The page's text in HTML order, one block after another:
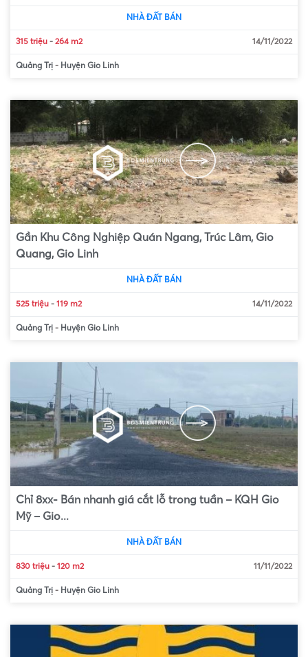
NHÀ ĐẤT BÁN
315 triệu - 264 m2 14/11/2022
Quảng Trị - Huyện Gio Linh
Gần Khu Công Nghiệp Quán Ngang, Trúc Lâm, Gio
Quang, Gio Linh
NHÀ ĐẤT BÁN
525 triệu - 119 m2 14/11/2022
Quảng Trị - Huyện Gio Linh
Chỉ 8xx- Bán nhanh giá cắt lỗ trong tuần – KQH Gio
Mỹ – Gio...
NHÀ ĐẤT BÁN
830 triệu - 120 m2 11/11/2022
Quảng Trị - Huyện Gio Linh